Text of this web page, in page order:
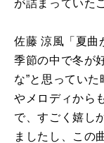
が詰まっていた
佐藤 涼⾵「夏曲
季節の中で冬が
な”と思ってい
やメロディから
で、すごく嬉し
ましたし、この